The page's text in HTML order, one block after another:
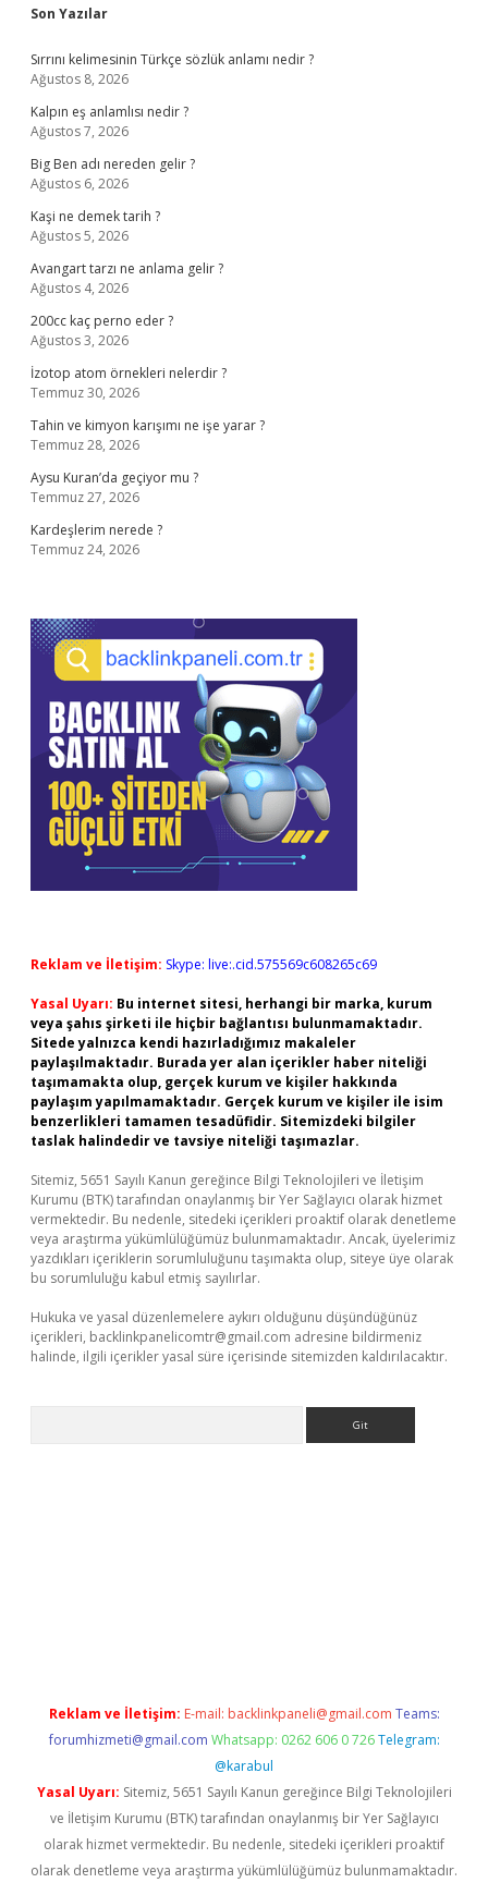
Sidebar
Son Yazılar
Sırrını kelimesinin Türkçe sözlük anlamı nedir ?
Ağustos 8, 2026
Kalpın eş anlamlısı nedir ?
Ağustos 7, 2026
Big Ben adı nereden gelir ?
Ağustos 6, 2026
Kaşi ne demek tarih ?
Ağustos 5, 2026
Avangart tarzı ne anlama gelir ?
Ağustos 4, 2026
200cc kaç perno eder ?
Ağustos 3, 2026
İzotop atom örnekleri nelerdir ?
Temmuz 30, 2026
Tahin ve kimyon karışımı ne işe yarar ?
Temmuz 28, 2026
Aysu Kuran’da geçiyor mu ?
Temmuz 27, 2026
Kardeşlerim nerede ?
Temmuz 24, 2026
Reklam ve İletişim: Skype: live:.cid.575569c608265c69
Yasal Uyarı: Bu internet sitesi, herhangi bir marka, kurum
veya şahıs şirketi ile hiçbir bağlantısı bulunmamaktadır.
Sitede yalnızca kendi hazırladığımız makaleler
paylaşılmaktadır. Burada yer alan içerikler haber niteliği
taşımamakta olup, gerçek kurum ve kişiler hakkında
paylaşım yapılmamaktadır. Gerçek kurum ve kişiler ile isim
benzerlikleri tamamen tesadüfidir. Sitemizdeki bilgiler
taslak halindedir ve tavsiye niteliği taşımazlar.
Sitemiz, 5651 Sayılı Kanun gereğince Bilgi Teknolojileri ve İletişim
Kurumu (BTK) tarafından onaylanmış bir Yer Sağlayıcı olarak hizmet
vermektedir. Bu nedenle, sitedeki içerikleri proaktif olarak denetleme
veya araştırma yükümlülüğümüz bulunmamaktadır. Ancak, üyelerimiz
yazdıkları içeriklerin sorumluluğunu taşımakta olup, siteye üye olarak
bu sorumluluğu kabul etmiş sayılırlar.
Hukuka ve yasal düzenlemelere aykırı olduğunu düşündüğünüz
içerikleri, backlinkpanelicomtr@gmail.com adresine bildirmeniz
halinde, ilgili içerikler yasal süre içerisinde sitemizden kaldırılacaktır.
Reklam ve İletişim: E-mail: backlinkpaneli@gmail.com Teams:
forumhizmeti@gmail.com Whatsapp: 0262 606 0 726 Telegram:
@karabul
Yasal Uyarı: Sitemiz, 5651 Sayılı Kanun gereğince Bilgi Teknolojileri
ve İletişim Kurumu (BTK) tarafından onaylanmış bir Yer Sağlayıcı
olarak hizmet vermektedir. Bu nedenle, sitedeki içerikleri proaktif
olarak denetleme veya araştırma yükümlülüğümüz bulunmamaktadır.